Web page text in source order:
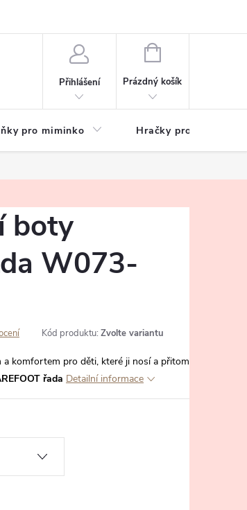
Přihlášení
NÁKUPNÍ
Prázdný košík
pro miminko Hračky pro děti
boty
W073-
Kód produktu: Zvolte variantu
komfortem pro děti, které ji nosí a přitom
řada Detailní informace